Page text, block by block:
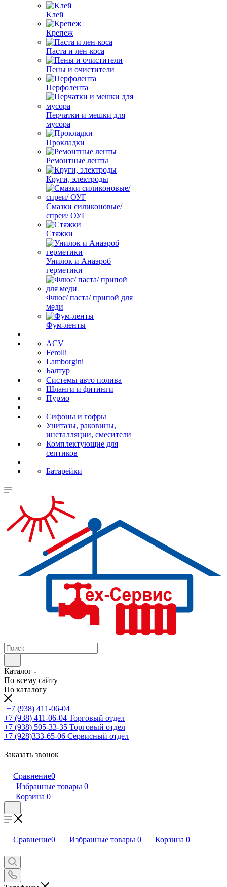
Клей
Крепеж
Паста и лен-коса
Пены и очистители
Перфолента
Перчатки и мешки для
мусора
Прокладки
Ремонтные ленты
Круги, электроды
Смазки силиконовые/
спреи/ ОУГ
Стяжки
Унилок и Анаэроб
герметики
Флюс/ паста/ припой для
меди
Фум-ленты
ACV
Ferolli
Lamborgini
Балтур
Системы авто полива
Шланги и фитинги
Пурмо
Сифоны и гофры
Унитазы, раковины,
инсталляции, смесители
Комплектующие для
септиков
Батарейки
Каталог
По всему сайту
По каталогу
+7 (938) 411-06-04
+7 (938) 411-06-04 Торговый отдел
+7 (938) 505-33-35 Торговый отдел
+7 (928)333-65-06 Сервисный отдел
Заказать звонок
Сравнение0
Избранные товары 0
Корзина 0
Сравнение0 Избранные товары 0 Корзина 0